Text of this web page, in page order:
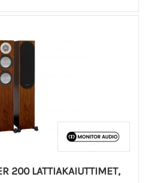
200 LATTIAKAIUTTIMET,